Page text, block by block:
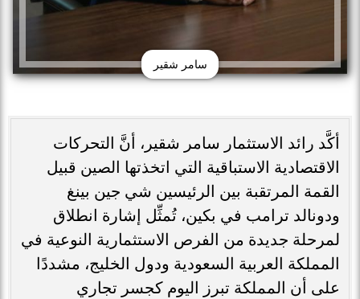
سامر شقير
أكَّد رائد الاستثمار سامر شقير، أنَّ التحركات
الاقتصادية الاستباقية التي اتخذتها الصين قبيل
القمة المرتقبة بين الرئيسين شي جين بينغ
ودونالد ترامب في بكين، تُمثِّل إشارة انطلاق
لمرحلة جديدة من الفرص الاستثمارية النوعية في
المملكة العربية السعودية ودول الخليج، مشددًا
على أن المملكة تبرز اليوم كجسر تجاري